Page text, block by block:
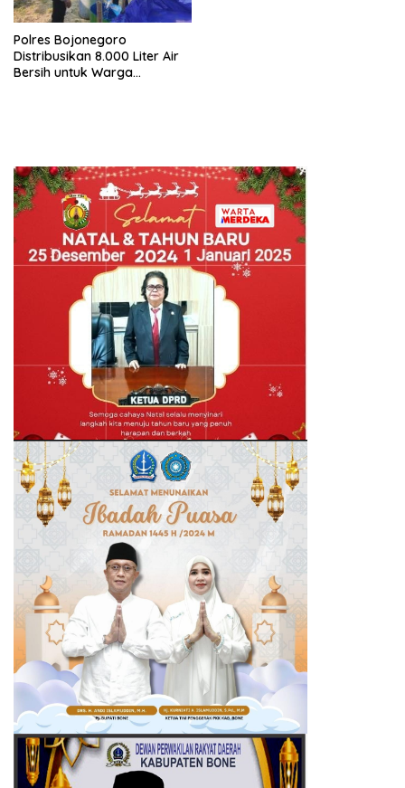
Polres Bojonegoro
Distribusikan 8.000 Liter Air
Bersih untuk Warga